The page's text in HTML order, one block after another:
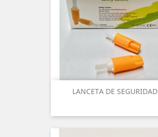
LANCETA DE SEGURIDAD